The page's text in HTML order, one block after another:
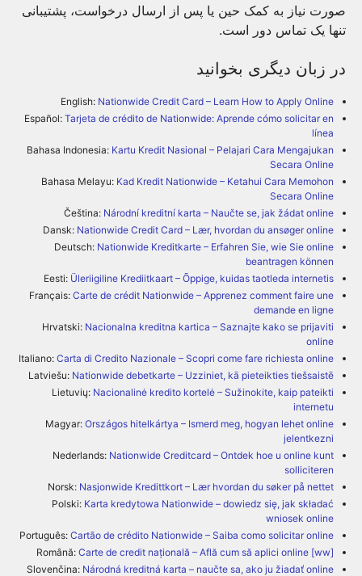
صورت نیاز به کمک حین یا پس از ارسال درخواست، پشتیبانی
تنها یک تماس دور است.
در زبان دیگری بخوانید
English: Nationwide Credit Card – Learn How to Apply Online
Español: Tarjeta de crédito de Nationwide: Aprende cómo solicitar en
línea
Bahasa Indonesia: Kartu Kredit Nasional – Pelajari Cara Mengajukan
Secara Online
Bahasa Melayu: Kad Kredit Nationwide – Ketahui Cara Memohon
Secara Online
Čeština: Národní kreditní karta – Naučte se, jak žádat online
Dansk: Nationwide Credit Card – Lær, hvordan du ansøger online
Deutsch: Nationwide Kreditkarte – Erfahren Sie, wie Sie online
beantragen können
Eesti: Üleriigiline Krediitkaart – Õppige, kuidas taotleda internetis
Français: Carte de crédit Nationwide – Apprenez comment faire une
demande en ligne
Hrvatski: Nacionalna kreditna kartica – Saznajte kako se prijaviti
online
Italiano: Carta di Credito Nazionale – Scopri come fare richiesta online
Latviešu: Nationwide debetkarte – Uzziniet, kā pieteikties tiešsaistē
Lietuvių: Nacionalinė kredito kortelė – Sužinokite, kaip pateikti
internetu
Magyar: Országos hitelkártya – Ismerd meg, hogyan lehet online
jelentkezni
Nederlands: Nationwide Creditcard – Ontdek hoe u online kunt
solliciteren
Norsk: Nasjonwide Kredittkort – Lær hvordan du søker på nettet
Polski: Karta kredytowa Nationwide – dowiedz się, jak składać
wniosek online
Português: Cartão de crédito Nationwide – Saiba como solicitar online
Română: Carte de credit națională – Află cum să aplici online [ww]
Slovenčina: Národná kreditná karta – naučte sa, ako ju žiadať online